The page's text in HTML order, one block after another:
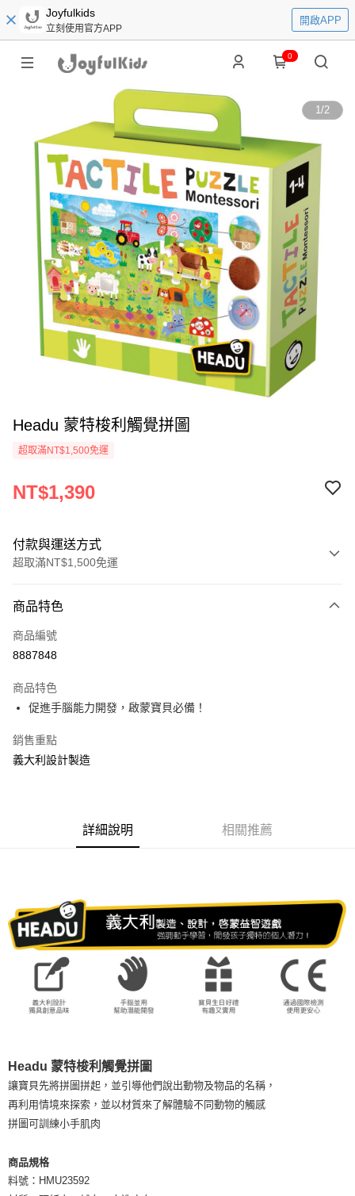
Joyfulkids
立刻使用官方APP
開啟APP
0
1/2
Headu 蒙特梭利觸覺拼圖
超取滿NT$1,500免運
NT$1,390
付款與運送方式
超取滿NT$1,500免運
信用卡一次付款
超商取貨付款
Apple Pay
街口支付
悠遊付
【關於「AFTEE先享後付」】
３．安心：先確認商品／服務後，再付款。
【「AFTEE先享後付」結帳流程】
１．於結帳方式選擇「AFTEE先享後付」後，將跳轉至「AFTEE先享後付」
結帳頁面，進行簡訊認證並確認金額後，即可完成結帳。
２．訂單成立數日內，您將收到繳費通知簡訊。
３．收到繳費通知簡訊後14天內，點擊此簡訊中的連結，可透過四大超商／
ATM／網路銀行／等多元方式進行付款，方視為交易完成。
※ 請注意：結帳手續完成當下不需立刻繳費，但若您需要取消訂單，請聯絡
※ 交易是否成功請以「AFTEE先享後付 」之結帳頁面顯示為準，若有關於
是否繳費成功／繳費後需取消欲退款等相關疑問，請聯繫「AFTEE先享後付
客戶支援中心」https://netprotections.freshdesk.com/support/home
１．透過由恩沛科技股份有限公司提供之「AFTEE先享後付」服務完成之交
權轉讓予恩沛科技股份有限公司。
https://aftee.tw/terms/#terms3
運送方式
全家取貨付款
每筆NT$60，滿NT$1,500(含以上)免運費
7-11取貨付款
每筆NT$60，滿NT$1,500(含以上)免運費
每筆NT$120，滿NT$1,500(含以上)免運費
貨到付款
每筆NT$120，滿NT$1,500(含以上)免運費
商品特色
商品編號
8887848
商品特色
促進手腦能力開發，啟蒙寶貝必備！
銷售重點
義大利設計製造
詳細說明 相關推薦
Headu 蒙特梭利觸覺拼圖
讓寶貝先將拼圖拼起，並引導他們說出動物及物品的名稱，
再利用情境來探索，並以材質來了解體驗不同動物的觸感
拼圖可訓練小手肌肉
商品規格
料號：HMU23592